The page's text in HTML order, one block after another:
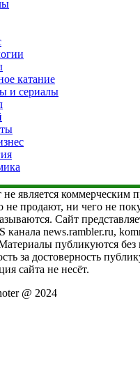
катание
и сериалы
является коммерческим
не продают, ни чего не
Сайт
канала news.rambler.ru,
публикуются без
за достоверность
сайта не несёт.
@ 2024